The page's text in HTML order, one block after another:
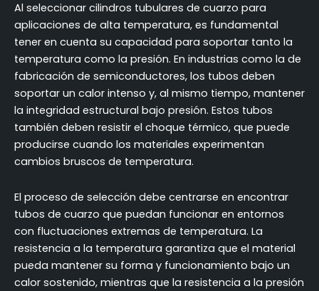
Al seleccionar cilindros tubulares de cuarzo para
aplicaciones de alta temperatura, es fundamental
tener en cuenta su capacidad para soportar tanto la
temperatura como la presión. En industrias como la de
fabricación de semiconductores, los tubos deben
soportar un calor intenso y, al mismo tiempo, mantener
la integridad estructural bajo presión. Estos tubos
también deben resistir el choque térmico, que puede
producirse cuando los materiales experimentan
cambios bruscos de temperatura.
El proceso de selección debe centrarse en encontrar
tubos de cuarzo que puedan funcionar en entornos
con fluctuaciones extremas de temperatura. La
resistencia a la temperatura garantiza que el material
pueda mantener su forma y funcionamiento bajo un
calor sostenido, mientras que la resistencia a la presión